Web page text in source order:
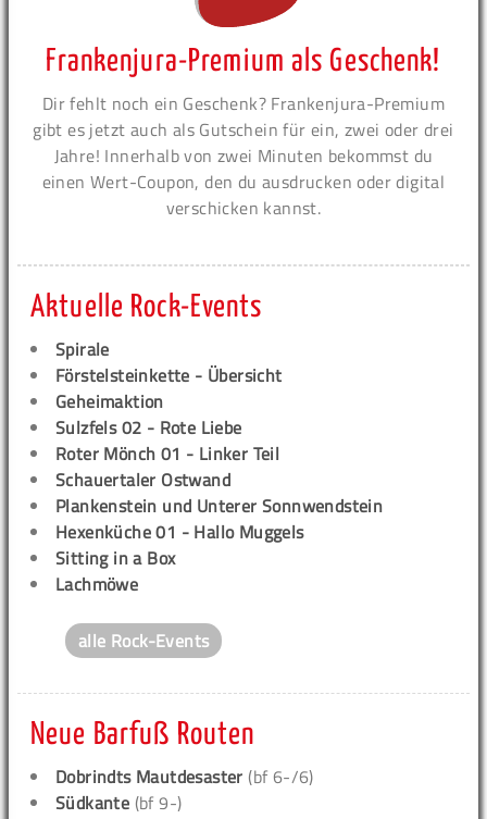
Frankenjura-Premium als Geschenk!
Dir fehlt noch ein Geschenk? Frankenjura-Premium
gibt es jetzt auch als Gutschein für ein, zwei oder drei
Jahre! Innerhalb von zwei Minuten bekommst du
einen Wert-Coupon, den du ausdrucken oder digital
verschicken kannst.
Aktuelle Rock-Events
Spirale
Förstelsteinkette - Übersicht
Geheimaktion
Sulzfels 02 - Rote Liebe
Roter Mönch 01 - Linker Teil
Schauertaler Ostwand
Plankenstein und Unterer Sonnwendstein
Hexenküche 01 - Hallo Muggels
Sitting in a Box
Lachmöwe
alle Rock-Events
Neue Barfuß Routen
Dobrindts Mautdesaster (bf 6-/6)
Südkante (bf 9-)